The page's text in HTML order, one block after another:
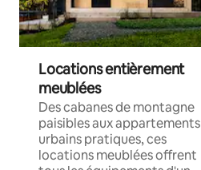
Locations entièrement
meublées
Des cabanes de montagne
paisibles aux appartements
urbains pratiques, ces
locations meublées offrent